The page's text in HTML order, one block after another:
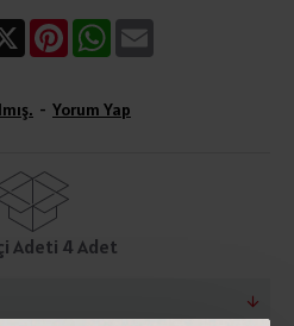
X PinterestWhatsApp
- Yorum Yap
Adeti 4 Adet